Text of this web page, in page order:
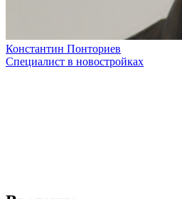
Константин Понториев
Специалист в новостройках